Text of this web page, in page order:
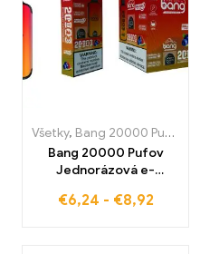
Jednorazové e-cigaretky,
Všetky, Bang 20000 Pufov
Bang 20000 Pufov
Jednorázová e-
plnú chuť BLUEBERRY
€6,24 - €8,92